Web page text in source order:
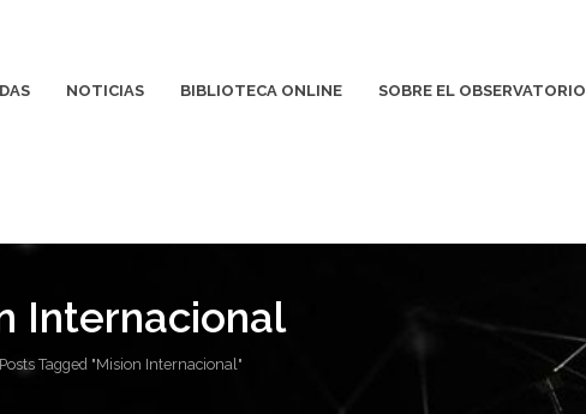
NOTICIAS BIBLIOTECA ONLINE SOBRE EL OBSERVATORIO
Internacional
Posts Tagged "Mision Internacional"